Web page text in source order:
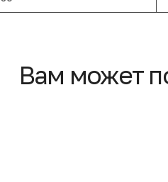
Вам может